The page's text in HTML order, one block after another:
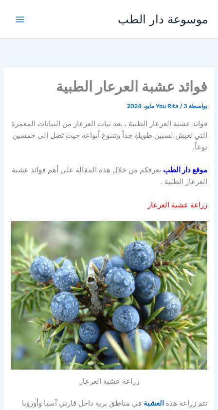
المحتوى
موسوعة دار الطب
فوائد عشبة العرعار الطبية
بواسطة You Rita /3 مايو، 2024
فوائد عشبة العرعار الطبية ، يعد نبات العرعار من النباتات المعمرة
التي تعيش لسنين طويلة جداً وتتنوع أنواعه حيث تصل إلى خمسين
نوعاُ.
موقع دار الطب يعرفكم من خلال هذه المقالة على أهم فوائد عشبة
العرعار الطبية .
زراعة عشبة العرعار
زراعة عشبة العرعار
تتم زراعة هذه العشبة في مناطق برية داخل قارتي آسيا وأوروبا